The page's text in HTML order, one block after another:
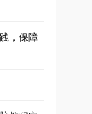
，保障